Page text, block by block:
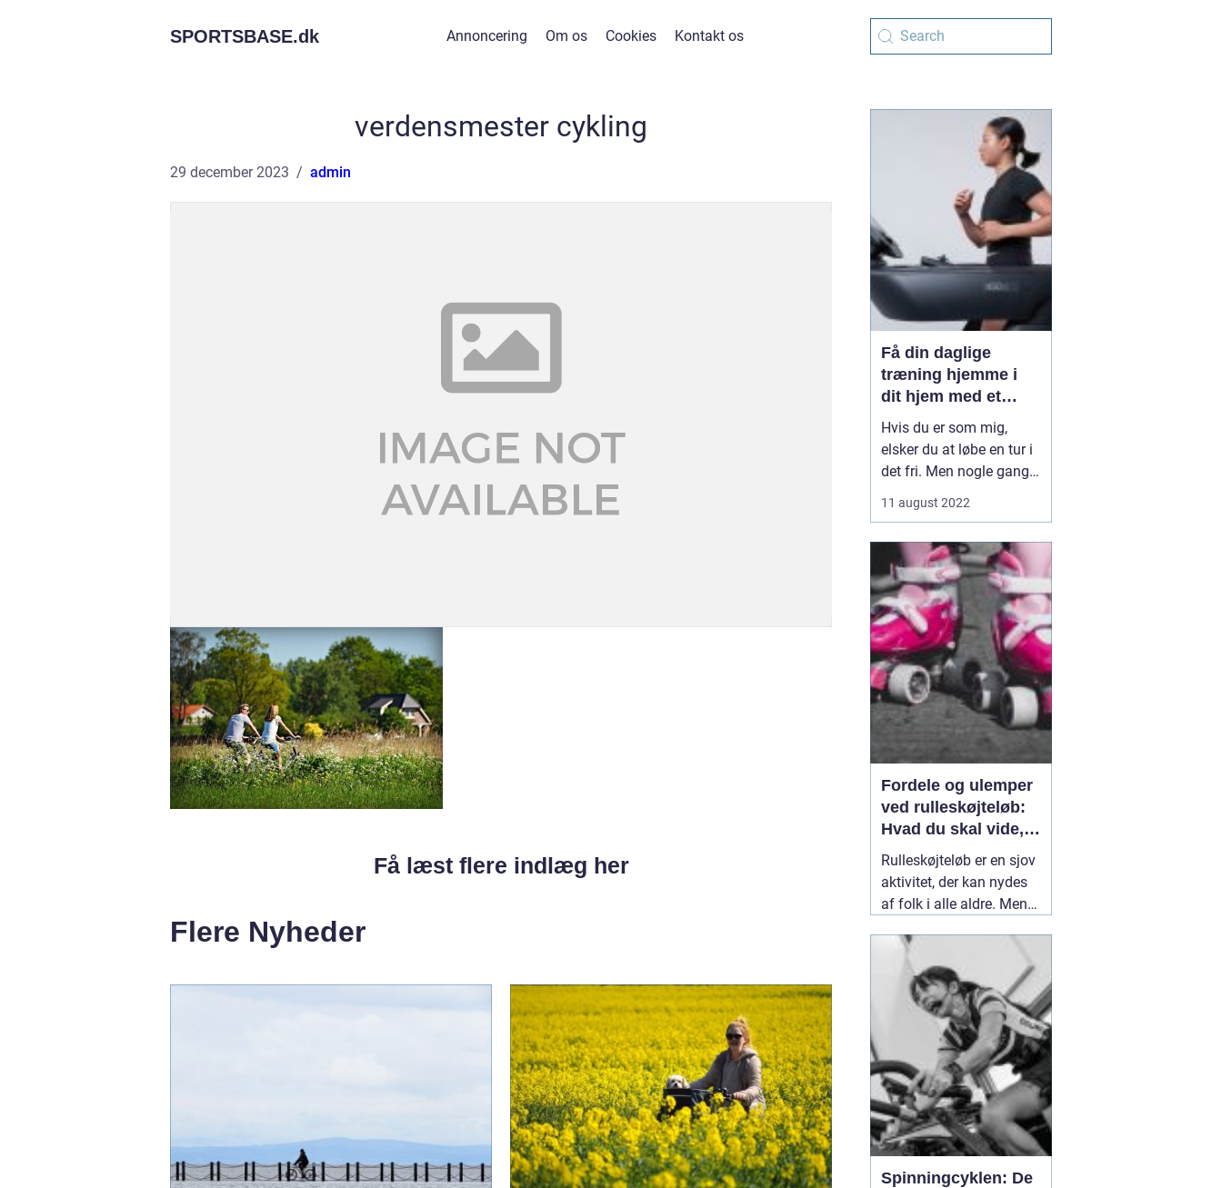
SPORTSBASE.dk Annoncering Om os Cookies Kontakt os
verdensmester cykling
29 december 2023 admin
Få læst flere indlæg her
Flere Nyheder
Få din daglige
træning hjemme i
dit hjem med et
smart løbebånd
Hvis du er som mig,
elsker du at løbe en tur i
det fri. Men nogle gange
Derfor besluttede jeg
smart løbebånd til mit
hjemmegymnastikrum.
Nu kan jeg få min
daglige træn...
11 august 2022
Fordele og ulemper
ved rulleskøjteløb:
Hvad du skal vide,
før du begynder
Rulleskøjteløb er en sjov
aktivitet, der kan nydes
af folk i alle aldre. Men
rulleskøjter, er det vigtigt
at forstå fordele og
ulemper ved denne form
for motion. I artiklen på
11 august 2022
Spinningcyklen: De